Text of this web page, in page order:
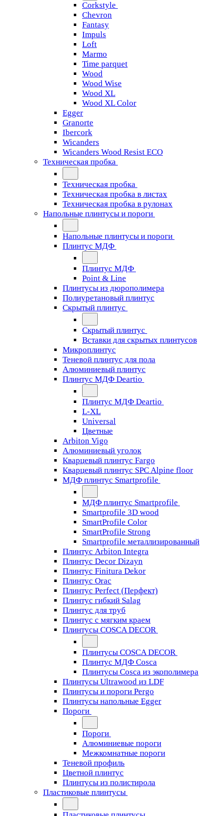
Corkstyle
Chevron
Fantasy
Impuls
Loft
Marmo
Time parquet
Wood
Wood Wise
Wood XL
Wood XL Color
Egger
Granorte
Ibercork
Wicanders
Wicanders Wood Resist ECO
Техническая пробка
Техническая пробка
Техническая пробка в листах
Техническая пробка в рулонах
Напольные плинтусы и пороги
Напольные плинтусы и пороги
Плинтус МДФ
Плинтус МДФ
Point & Line
Плинтусы из дюрополимера
Полиуретановый плинтус
Скрытый плинтус
Скрытый плинтус
Вставки для скрытых плинтусов
Микроплинтус
Теневой плинтус для пола
Алюминиевый плинтус
Плинтус МДФ Deartio
Плинтус МДФ Deartio
L-XL
Universal
Цветные
Arbiton Vigo
Алюминиевый уголок
Кварцевый плинтус Fargo
Кварцевый плинтус SPC Alpine floor
МДФ плинтус Smartprofile
МДФ плинтус Smartprofile
Smartprofile 3D wood
SmartProfile Color
SmartProfile Strong
Smartprofile металлизированный
Плинтус Arbiton Integra
Плинтус Decor Dizayn
Плинтус Finitura Dekor
Плинтус Orac
Плинтус Perfect (Перфект)
Плинтус гибкий Salag
Плинтус для труб
Плинтус с мягким краем
Плинтусы COSCA DECOR
Плинтусы COSCA DECOR
Плинтус МДФ Cosca
Плинтусы Cosca из экополимера
Плинтусы Ultrawood из LDF
Плинтусы и пороги Pergo
Плинтусы напольные Egger
Пороги
Пороги
Алюминиевые пороги
Межкомнатные пороги
Теневой профиль
Цветной плинтус
Плинтусы из полистирола
Пластиковые плинтусы